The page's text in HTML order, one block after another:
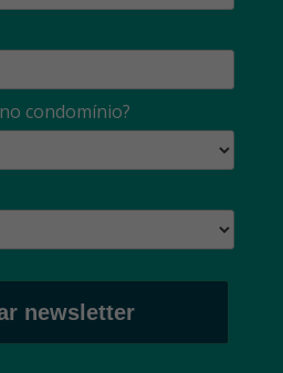
condomínio?
newsletter